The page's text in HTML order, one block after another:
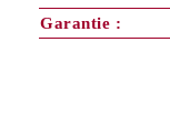
Garantie :